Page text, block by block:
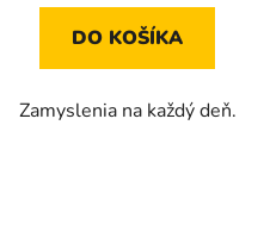
DO KOŠÍKA
Zamyslenia na každý deň.